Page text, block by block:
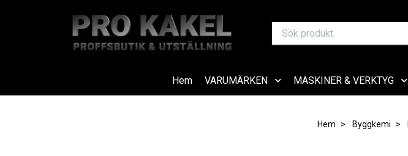
Hem VARUMÄRKEN MASKINER & VERKTYG
Hem Byggkemi